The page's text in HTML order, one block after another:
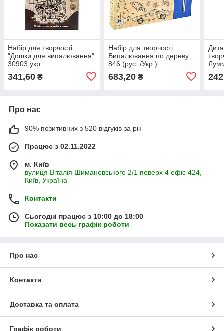
Набір для творчості
"Дошки для випалювання"
30903 укр
341,60 ₴
Набір для творчості
Випалювання по дереву
846 (рус. /Укр.)
683,20₴
Про нас
90% позитивних з 520 відгуків за рік
Працює з 02.11.2022
м. Київ
вулиця Віталія Шимановського 2/1 поверх 4 офіс 424,
Київ, Україна
Контакти
Сьогодні працює з 10:00 до 18:00
Показати весь графік роботи
Про нас
Контакти
Доставка та оплата
Графік роботи